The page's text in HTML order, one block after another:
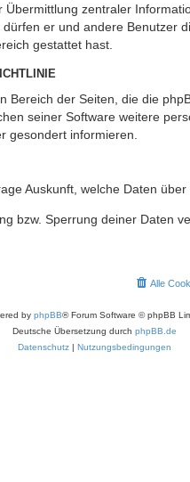
zentraler
er und andere Benutzer
gestattet hast.
Bereich der Seiten, die die
seiner Software weitere
gesondert informieren.
Auskunft, welche Daten
bzw. Sperrung deiner Daten
Alle
by phpBB® Forum Software © phpBB
Deutsche Übersetzung durch phpBB.de
Datenschutz
Nutzungsbedingungen